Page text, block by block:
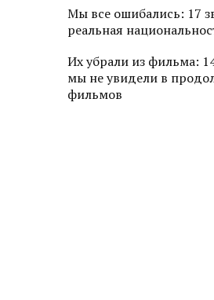
Мы все ошибались: 17
реальная
Их убрали из фильма:
мы не увидели в
фильмов